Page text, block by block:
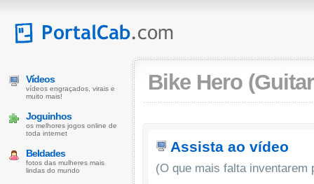
Bike Hero
Assista ao vídeo
(O que mais falta inventarem
Vídeos
vídeos engraçados, virais e
muito mais!
Joguinhos
os melhores jogos online de
toda internet
Beldades
fotos das mulheres mais
lindas do mundo